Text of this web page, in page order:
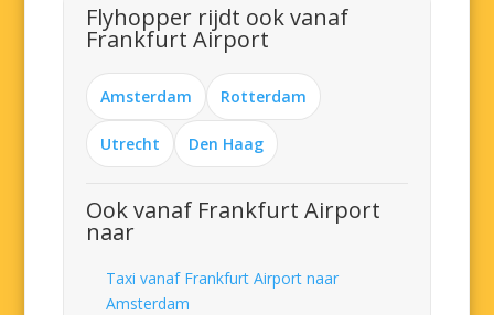
Flyhopper rijdt ook vanaf
Frankfurt Airport
Amsterdam Rotterdam
Utrecht Den Haag
Ook vanaf Frankfurt Airport
naar
Taxi vanaf Frankfurt Airport naar
Amsterdam